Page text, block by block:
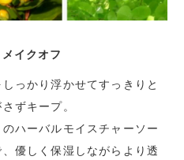
イクオフ
っかり浮かせてすっきりと
ずキープ。
ハーバルモイスチャーソー
優しく保湿しながらより透